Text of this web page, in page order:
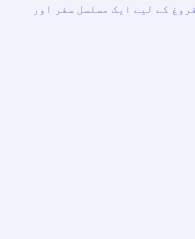
کے لیے ایک مسلسل سفر اور